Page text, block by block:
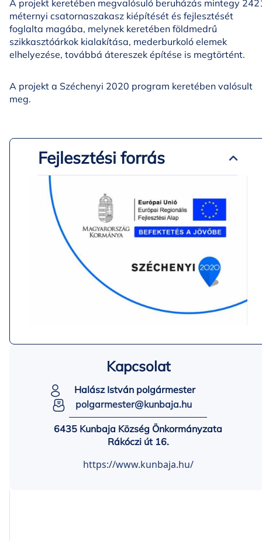
A projekt keretében megvalósuló beruházás mintegy
méternyi csatornaszakasz kiépítését és fejlesztését
foglalta magába, melynek keretében földmedrű
szikkasztóárkok kialakítása, mederburkoló elemek
elhelyezése, továbbá átereszek építése is megtörtént.
A projekt a Széchenyi 2020 program keretében valósult
meg.
Fejlesztési forrás
Kapcsolat
Halász István polgármester
polgarmester@kunbaja.hu
6435 Kunbaja Község Önkormányzata
Rákóczi út 16.
https://www.kunbaja.hu/